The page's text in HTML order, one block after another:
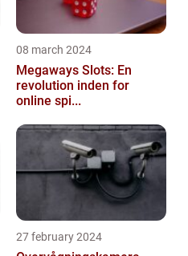
08 march 2024
Megaways Slots: En
revolution inden for
online spi...
27 february 2024